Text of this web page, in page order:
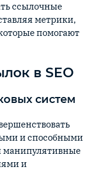
ссылочные
метрики,
помогают
в SEO
систем
и способными
манипулятивные
и